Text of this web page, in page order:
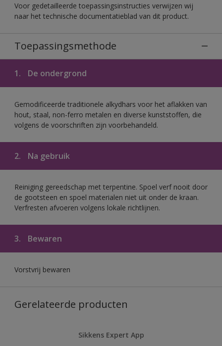
Voor gedetailleerde toepassingsinstructies verwijzen wij
naar het technische documentatieblad van dit product.
Toepassingsmethode
1. De ondergrond
Gemodificeerde traditionele alkydhars voor het aflakken van
hout, staal, non-ferro metalen en diverse kunststoffen, die
volgens de voorschriften zijn voorbehandeld.
2. Na gebruik
Reiniging gereedschap met terpentine. Spoel verf nooit door
de gootsteen en spoel materialen niet uit onder de kraan.
Verfresten afvoeren volgens lokale richtlijnen.
3. Bewaren
Vorstvrij bewaren
Gerelateerde producten
Sikkens Expert App